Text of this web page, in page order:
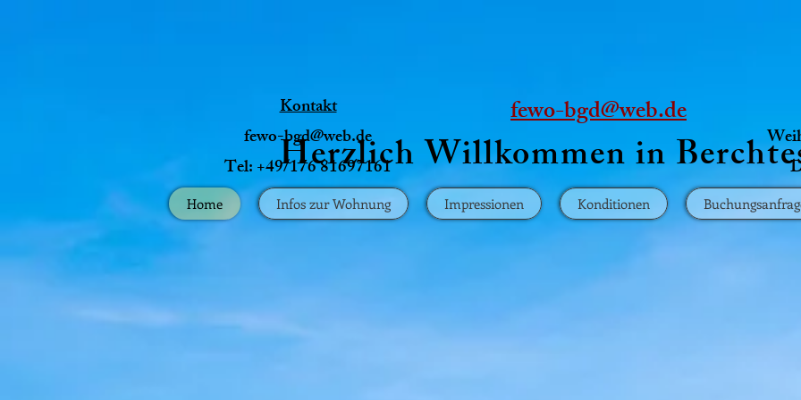
Herzlich Willkommen in
Home Infos zur Wohnung Impressionen Konditionen
Kontakt
fewo-bgd@web.de
Tel: +49/176 81697161
fewo-bgd@web.de